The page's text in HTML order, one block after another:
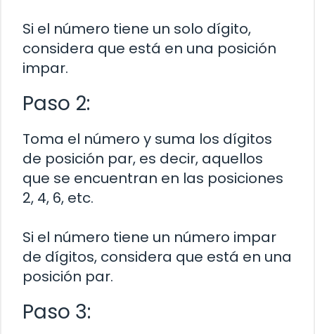
Si el número tiene un solo dígito,
considera que está en una posición
impar.
Paso 2:
Toma el número y suma los dígitos
de posición par, es decir, aquellos
que se encuentran en las posiciones
2, 4, 6, etc.
Si el número tiene un número impar
de dígitos, considera que está en una
posición par.
Paso 3: